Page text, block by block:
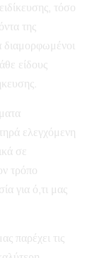
τόσο
της
διαμορφωμένοι
είδους
ελεγχόμενη
σε
τρόπο
για ό,τι μας
παρέχει τις